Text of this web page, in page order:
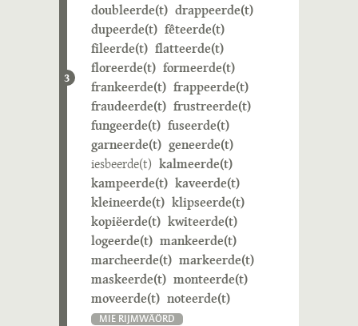
3
doubleerde(t) drappeerde(t)
dupeerde(t) fêteerde(t)
fileerde(t) flatteerde(t)
floreerde(t) formeerde(t)
frankeerde(t) frappeerde(t)
fraudeerde(t) frustreerde(t)
fungeerde(t) fuseerde(t)
garneerde(t) geneerde(t)
iesbeerde(t) kalmeerde(t)
kampeerde(t) kaveerde(t)
kleineerde(t) klipseerde(t)
kopiëerde(t) kwiteerde(t)
logeerde(t) mankeerde(t)
marcheerde(t) markeerde(t)
maskeerde(t) monteerde(t)
moveerde(t) noteerde(t)
MIE RIJMWÄÖRD